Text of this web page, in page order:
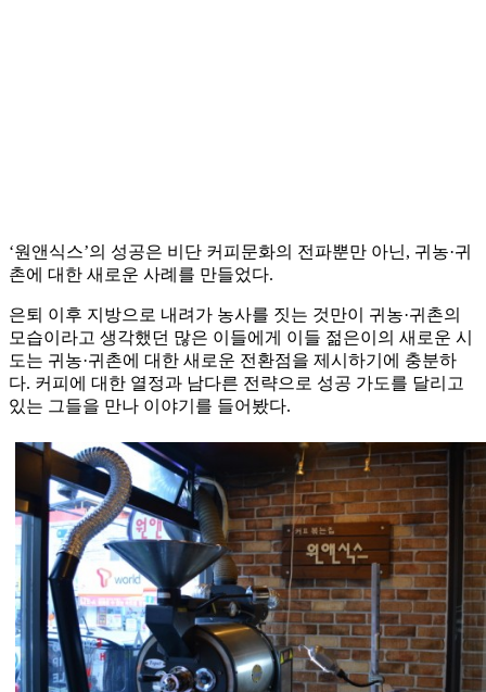
‘원앤식스’의 성공은 비단 커피문화의 전파뿐만 아닌, 귀농·귀
촌에 대한 새로운 사례를 만들었다.
은퇴 이후 지방으로 내려가 농사를 짓는 것만이 귀농·귀촌의
모습이라고 생각했던 많은 이들에게 이들 젊은이의 새로운 시
도는 귀농·귀촌에 대한 새로운 전환점을 제시하기에 충분하
다. 커피에 대한 열정과 남다른 전략으로 성공 가도를 달리고
있는 그들을 만나 이야기를 들어봤다.